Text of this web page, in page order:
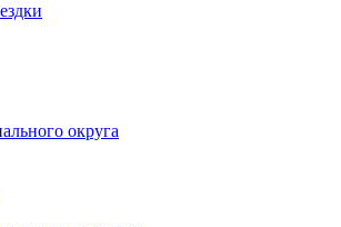
округа